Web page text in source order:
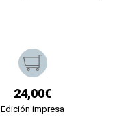
24,00€
Edición impresa